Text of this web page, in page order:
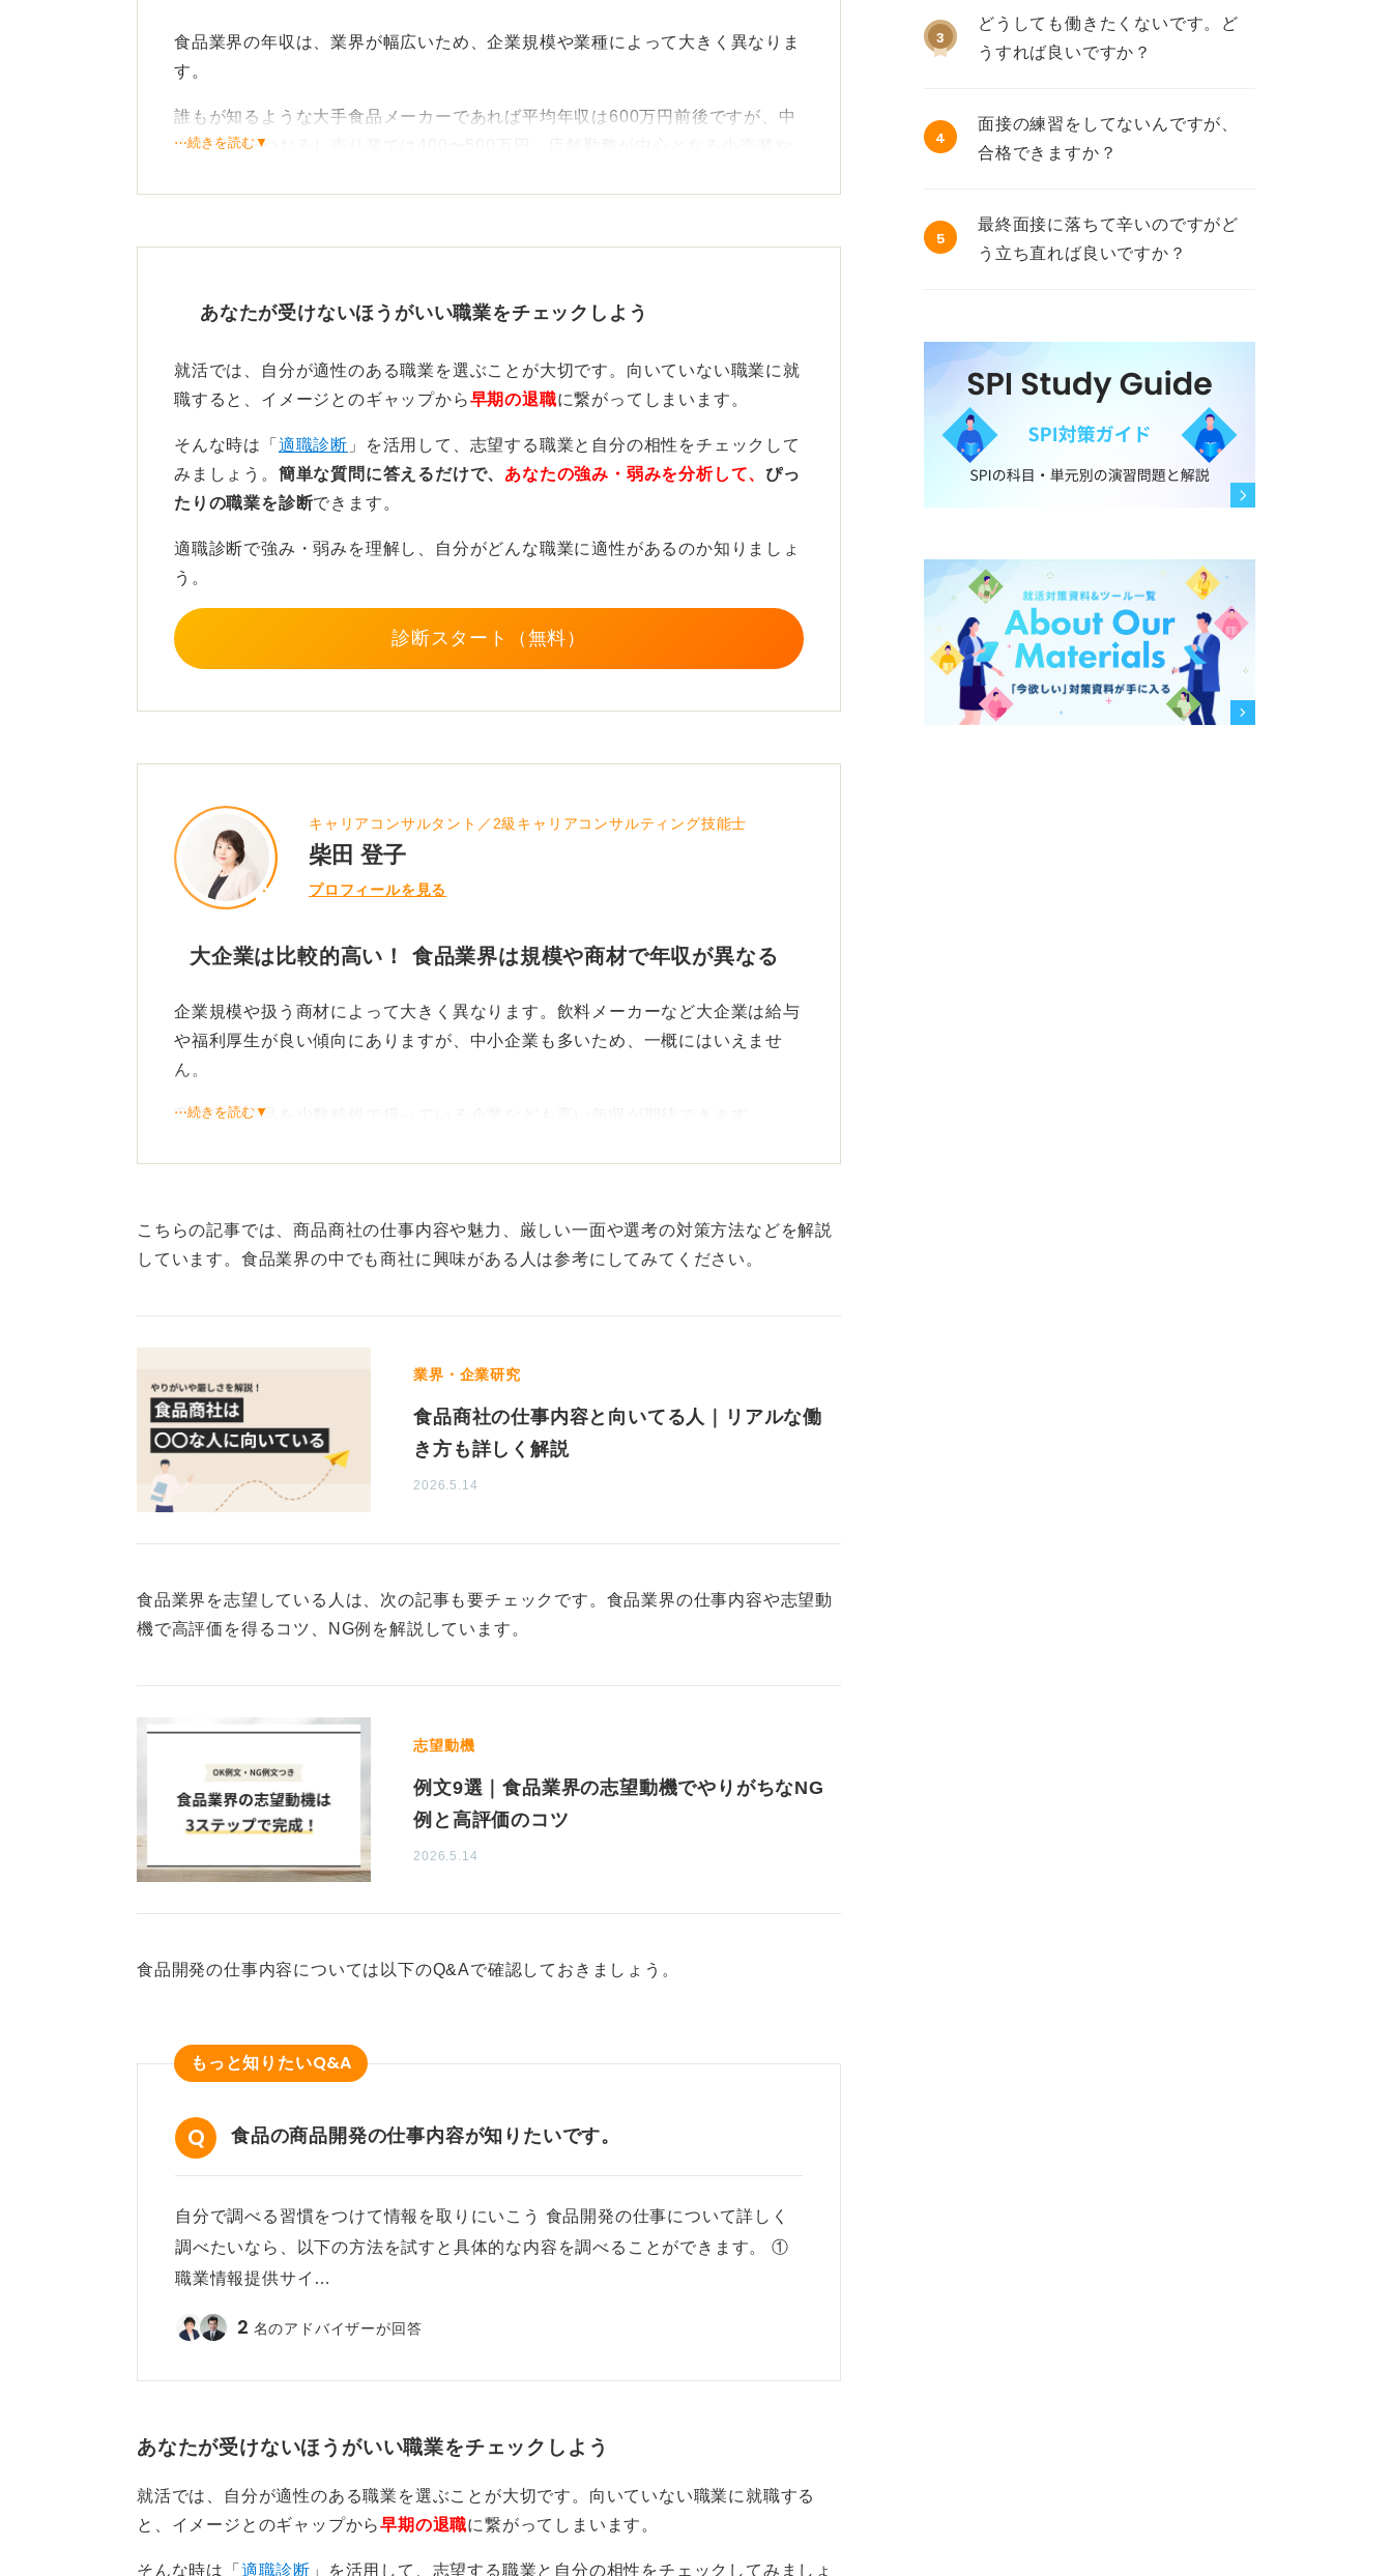
食品業界の年収は、業界が幅広いため、企業規模や業種によって大きく異なりま
す。
誰もが知るような大手食品メーカーであれば平均年収は600万円前後ですが、中
小メーカーやおろし売り業では400〜500万円、店舗勤務が中心となる小売業や
しておきましょう。
給与以外にも労働条件を確認して企業選びをしよう
年収が高めの業種や、海外展開している企業などもありますが、給与だけでな
く、福利厚生や休日数、住宅手当なども含めて総合的に判断することが大切で
自身のやりがいや興味とすり合わせながら、納得のいく企業を選びましょう。
0
⋯続きを読む▼
あなたが受けないほうがいい職業をチェックしよう
就活では、自分が適性のある職業を選ぶことが大切です。向いていない職業に就
職すると、イメージとのギャップから早期の退職に繋がってしまいます。
そんな時は「 適職診断 」を活用して、志望する職業と自分の相性をチェックして
みましょう。 簡単な質問に答えるだけで、 あなたの強み・弱みを分析して、 ぴっ
たりの職業を診断できます。
適職診断で強み・弱みを理解し、自分がどんな職業に適性があるのか知りましょ
う。
診断スタート（無料）
キャリアコンサルタント／2級キャリアコンサルティング技能士
柴田 登子
プロフィールを見る
大企業は比較的高い！ 食品業界は規模や商材で年収が異なる
企業規模や扱う商材によって大きく異なります。飲料メーカーなど大企業は給与
や福利厚生が良い傾向にありますが、中小企業も多いため、一概にはいえませ
ん。
高単価な商品を少数精鋭で扱っている企業なども高い年収が期待できます。
年収優先なら他業界も！ 食品業界への思いを見つめよう
もし年収を最優先に考えるのであれば、食品業界にこだわらず、ほかの業界も視
野に入れることをおすすめします。
0
⋯続きを読む▼
こちらの記事では、商品商社の仕事内容や魅力、厳しい一面や選考の対策方法などを解説
しています。食品業界の中でも商社に興味がある人は参考にしてみてください。
業界・企業研究
食品商社の仕事内容と向いてる人｜リアルな働
き方も詳しく解説
2026.5.14
食品業界を志望している人は、次の記事も要チェックです。食品業界の仕事内容や志望動
機で高評価を得るコツ、NG例を解説しています。
志望動機
例文9選｜食品業界の志望動機でやりがちなNG
例と高評価のコツ
2026.5.14
食品開発の仕事内容については以下のQ&Aで確認しておきましょう。
もっと知りたいQ&A
食品の商品開発の仕事内容が知りたいです。
自分で調べる習慣をつけて情報を取りにいこう 食品開発の仕事について詳しく
調べたいなら、以下の方法を試すと具体的な内容を調べることができます。 ①
職業情報提供サイ…
2 名のアドバイザーが回答
あなたが受けないほうがいい職業をチェックしよう
就活では、自分が適性のある職業を選ぶことが大切です。向いていない職業に就職する
と、イメージとのギャップから早期の退職に繋がってしまいます。
そんな時は「 適職診断 」を活用して、志望する職業と自分の相性をチェックしてみましょ
3
どうしても働きたくないです。ど
うすれば良いですか？
4
面接の練習をしてないんですが、
合格できますか？
5
最終面接に落ちて辛いのですがど
う立ち直れば良いですか？